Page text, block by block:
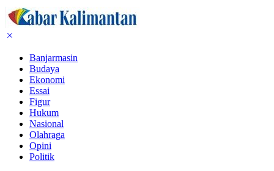
Banjarmasin
Budaya
Ekonomi
Essai
Figur
Hukum
Nasional
Olahraga
Opini
Politik